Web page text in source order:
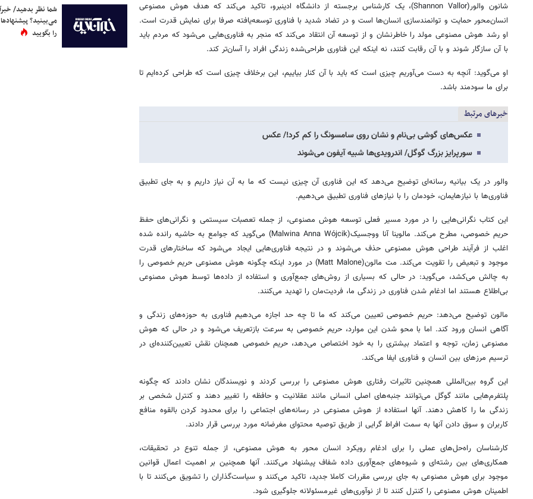
شانون والور(Shannon Vallor)، یک کارشناس برجسته از دانشگاه ادینبرو، تاکید می‌کند که هدف هوش مصنوعی
انسان‌محور حمایت و توانمندسازی انسان‌ها است و در تضاد شدید با فناوری توسعه‌یافته صرفا برای نمایش قدرت است.
او رشد هوش مصنوعی مولد را خاطرنشان و از توسعه آن انتقاد می‌کند که منجر به فناوری‌هایی می‌شود که مردم باید
با آن سازگار شوند و با آن رقابت کنند، نه اینکه این فناوری طراحی‌شده زندگی افراد را آسان‌تر کند.
او می‌گوید: آنچه به دست می‌آوریم چیزی است که باید با آن کنار بیاییم، این برخلاف چیزی است که طراحی کرده‌ایم تا
برای ما سودمند باشد.
خبرهای مرتبط
عکس‌های گوشی بی‌نام و نشان روی سامسونگ را کم کرد!/ عکس
سورپرایز بزرگ گوگل/ اندرویدی‌ها شبیه آیفون می‌شوند
والور در یک بیانیه رسانه‌ای توضیح می‌دهد که این فناوری آن چیزی نیست که ما به آن نیاز داریم و به جای تطبیق
فناوری‌ها با نیازهایمان، خودمان را با نیازهای فناوری تطبیق می‌دهیم.
این کتاب نگرانی‌هایی را در مورد مسیر فعلی توسعه هوش مصنوعی، از جمله تعصبات سیستمی و نگرانی‌های حفظ
حریم خصوصی، مطرح می‌کند. مالوینا آنا ووجسیک(Malwina Anna Wójcik) می‌گوید که جوامع به حاشیه رانده شده
اغلب از فرآیند طراحی هوش مصنوعی حذف می‌شوند و در نتیجه فناوری‌هایی ایجاد می‌شود که ساختارهای قدرت
موجود و تبعیض را تقویت می‌کند. مت مالون(Matt Malone) در مورد اینکه چگونه هوش مصنوعی حریم خصوصی را
به چالش می‌کشد، می‌گوید: در حالی که بسیاری از روش‌های جمع‌آوری و استفاده از داده‌ها توسط هوش مصنوعی
بی‌اطلاع هستند اما ادغام شدن فناوری در زندگی ما، فردیت‌مان را تهدید می‌کنند.
مالون توضیح می‌دهد: حریم خصوصی تعیین می‌کند که ما تا چه حد اجازه می‌دهیم فناوری به حوزه‌های زندگی و
آگاهی انسان ورود کند. اما با محو شدن این موارد، حریم خصوصی به سرعت بازتعریف می‌شود و در حالی که هوش
مصنوعی زمان، توجه و اعتماد بیشتری را به خود اختصاص می‌دهد، حریم خصوصی همچنان نقش تعیین‌کننده‌ای در
ترسیم مرزهای بین انسان و فناوری ایفا می‌کند.
این گروه بین‌المللی همچنین تاثیرات رفتاری هوش مصنوعی را بررسی کردند و نویسندگان نشان دادند که چگونه
پلتفرم‌هایی مانند گوگل می‌توانند جنبه‌های اصلی انسانی مانند عقلانیت و حافظه را تغییر دهند و کنترل شخصی بر
زندگی ما را کاهش دهند. آنها استفاده از هوش مصنوعی در رسانه‌های اجتماعی را برای محدود کردن بالقوه منافع
کاربران و سوق دادن آنها به سمت افراط گرایی از طریق توصیه‌ محتوای مغرضانه مورد بررسی قرار دادند.
کارشناسان راه‌حل‌های عملی را برای ادغام رویکرد انسان محور به هوش مصنوعی، از جمله تنوع در تحقیقات،
همکاری‌های بین رشته‌ای و شیوه‌های جمع‌آوری داده شفاف پیشنهاد می‌کنند. آنها همچنین بر اهمیت اعمال قوانین
موجود برای هوش مصنوعی به جای بررسی مقررات کاملا جدید، تاکید می‌کنند و سیاست‌گذاران را تشویق می‌کنند تا با
اطمینان هوش مصنوعی را کنترل کنند تا از نوآوری‌های غیرمسئولانه جلوگیری شود.
شما نظر بدهید/
می‌بینید؟
را بگویید